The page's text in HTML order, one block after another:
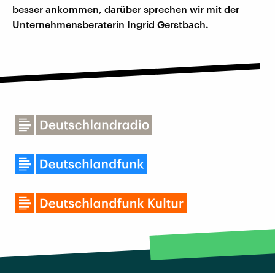
besser ankommen, darüber sprechen wir mit der
Unternehmensberaterin Ingrid Gerstbach.